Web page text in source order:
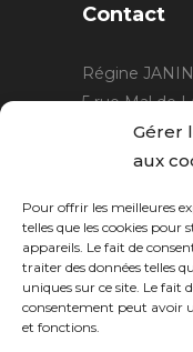
Gérer
aux
Pour offrir les meilleures
telles que les cookies pour
appareils. Le fait de
traiter des données telles
uniques sur ce site. Le fait
consentement peut avoir
et fonctions.
Contact
Régine JANIN
5 rue Mal de
21220
06 15 15 80 29
Horaires :sur